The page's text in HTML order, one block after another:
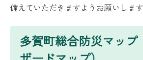
備えていただきますようお願いします
多賀町総合防災マップ